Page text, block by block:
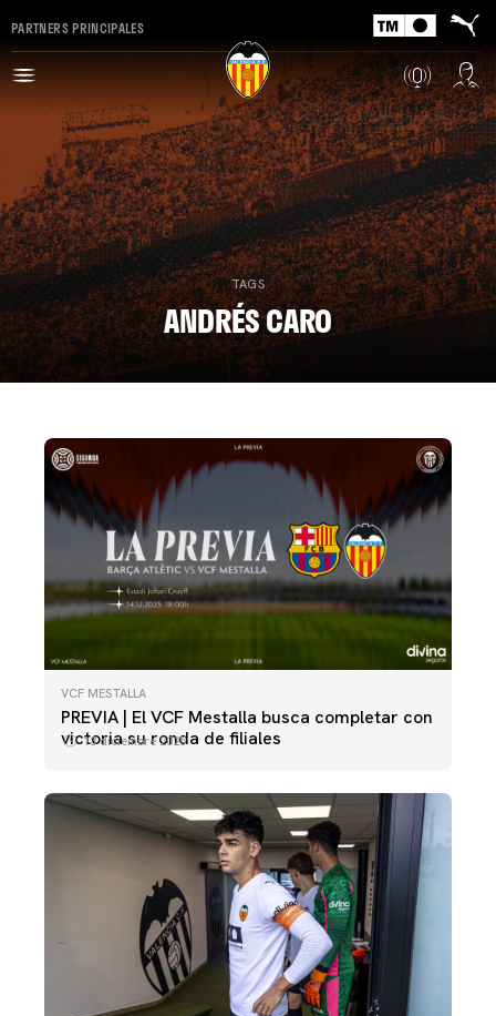
PARTNERS PRINCIPALES
TAGS
ANDRÉS CARO
VCF MESTALLA
PREVIA | El VCF Mestalla busca completar con
victoria su ronda de filiales
13 diciembre 2025